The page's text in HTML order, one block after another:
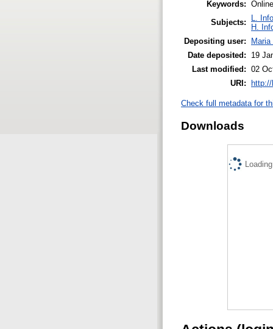
Keywords:
Subjects:
L.
H.
Depositing user:
Date deposited:
19
Last modified: 02
URI:
Check full metadata for
Downloads